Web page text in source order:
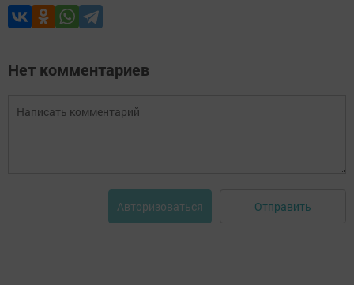
Нет комментариев
Авторизоваться Отправить